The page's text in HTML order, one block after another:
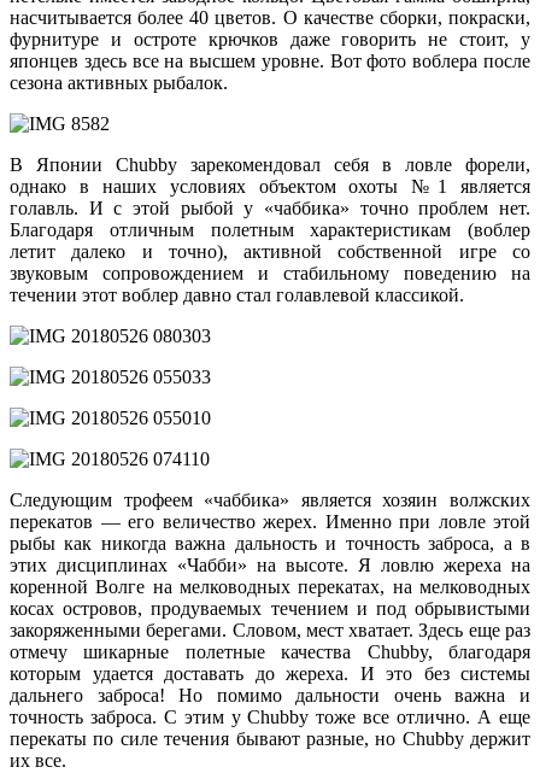
насчитывается более 40 цветов. О качестве сборки, покраски,
фурнитуре и остроте крючков даже говорить не стоит, у
японцев здесь все на высшем уровне. Вот фото воблера после
сезона активных рыбалок.
В Японии Chubby зарекомендовал себя в ловле форели,
однако в наших условиях объектом охоты №1 является
голавль. И с этой рыбой у «чаббика» точно проблем нет.
Благодаря отличным полетным характеристикам (воблер
летит далеко и точно), активной собственной игре со
звуковым сопровождением и стабильному поведению на
течении этот воблер давно стал голавлевой классикой.
Следующим трофеем «чаббика» является хозяин волжских
перекатов — его величество жерех. Именно при ловле этой
рыбы как никогда важна дальность и точность заброса, а в
этих дисциплинах «Чабби» на высоте. Я ловлю жереха на
коренной Волге на мелководных перекатах, на мелководных
косах островов, продуваемых течением и под обрывистыми
закоряженными берегами. Словом, мест хватает. Здесь еще раз
отмечу шикарные полетные качества Chubby, благодаря
которым удается доставать до жереха. И это без системы
дальнего заброса! Но помимо дальности очень важна и
точность заброса. С этим у Chubby тоже все отлично. А еще
перекаты по силе течения бывают разные, но Chubby держит
их все.